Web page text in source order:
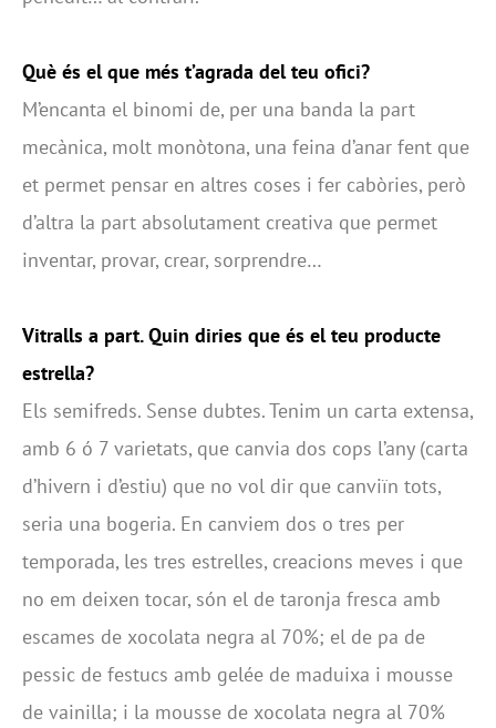
Què és el que més t’agrada del teu ofici?
M’encanta el binomi de, per una banda la part
mecànica, molt monòtona, una feina d’anar fent que
et permet pensar en altres coses i fer cabòries, però
d’altra la part absolutament creativa que permet
inventar, provar, crear, sorprendre…
Vitralls a part. Quin diries que és el teu producte
estrella?
Els semifreds. Sense dubtes. Tenim un carta extensa,
amb 6 ó 7 varietats, que canvia dos cops l’any (carta
d’hivern i d’estiu) que no vol dir que canviïn tots,
seria una bogeria. En canviem dos o tres per
temporada, les tres estrelles, creacions meves i que
no em deixen tocar, són el de taronja fresca amb
escames de xocolata negra al 70%; el de pa de
pessic de festucs amb gelée de maduixa i mousse
de vainilla; i la mousse de xocolata negra al 70%